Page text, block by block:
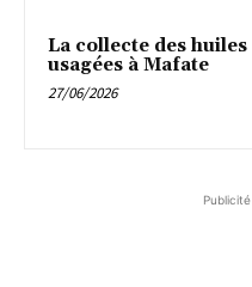
La collecte des huiles
usagées à Mafate
27/06/2026
Publicité